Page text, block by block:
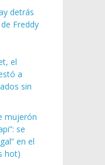
detrás
Freddy
el
a
sin
mujerón
se
en el
hot)